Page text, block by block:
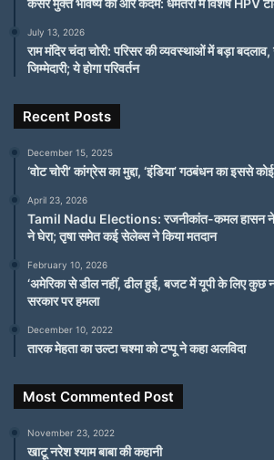
कैंसर मुक्त भविष्य की ओर कदम: धमतरी में विशेष HPV
July 13, 2026
राम मंदिर चंदा चोरी: परिसर की व्यवस्थाओं में बड़ा बदलाव,
जिम्मेदारी; ये होगा परिवर्तन
Recent Posts
December 15, 2025
‘वोट चोरी’ कांग्रेस का मुद्दा, ‘इंडिया’ गठबंधन का इससे
April 23, 2026
Tamil Nadu Elections: रजनीकांत-कमल हासन ने
ने घेरा; तृषा समेत कई सेलेब्स ने किया मतदान
February 10, 2026
‘अमेरिका से डील नहीं, ढील हुई, बजट में यूपी के लिए कुछ
सरकार पर हमला
December 10, 2022
तारक मेहता का उल्टा चश्मा को टप्पू ने कहा अलविदा
Most Commented Post
November 23, 2022
खाटू नरेश श्याम बाबा की कहानी